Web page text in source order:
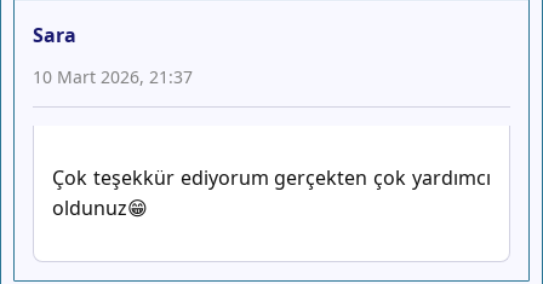
Sara
10 Mart 2026, 21:37
Çok teşekkür ediyorum gerçekten çok yardımcı
oldunuz😁